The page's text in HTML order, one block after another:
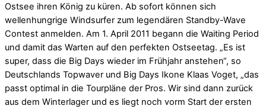
Ostsee ihren König zu küren. Ab sofort können sich
wellenhungrige Windsurfer zum legendären Standby-Wave
Contest anmelden. Am 1. April 2011 begann die Waiting Period
und damit das Warten auf den perfekten Ostseetag. „Es ist
super, dass die Big Days wieder im Frühjahr anstehen“, so
Deutschlands Topwaver und Big Days Ikone Klaas Voget, „das
passt optimal in die Tourpläne der Pros. Wir sind dann zurück
aus dem Winterlager und es liegt noch vorm Start der ersten